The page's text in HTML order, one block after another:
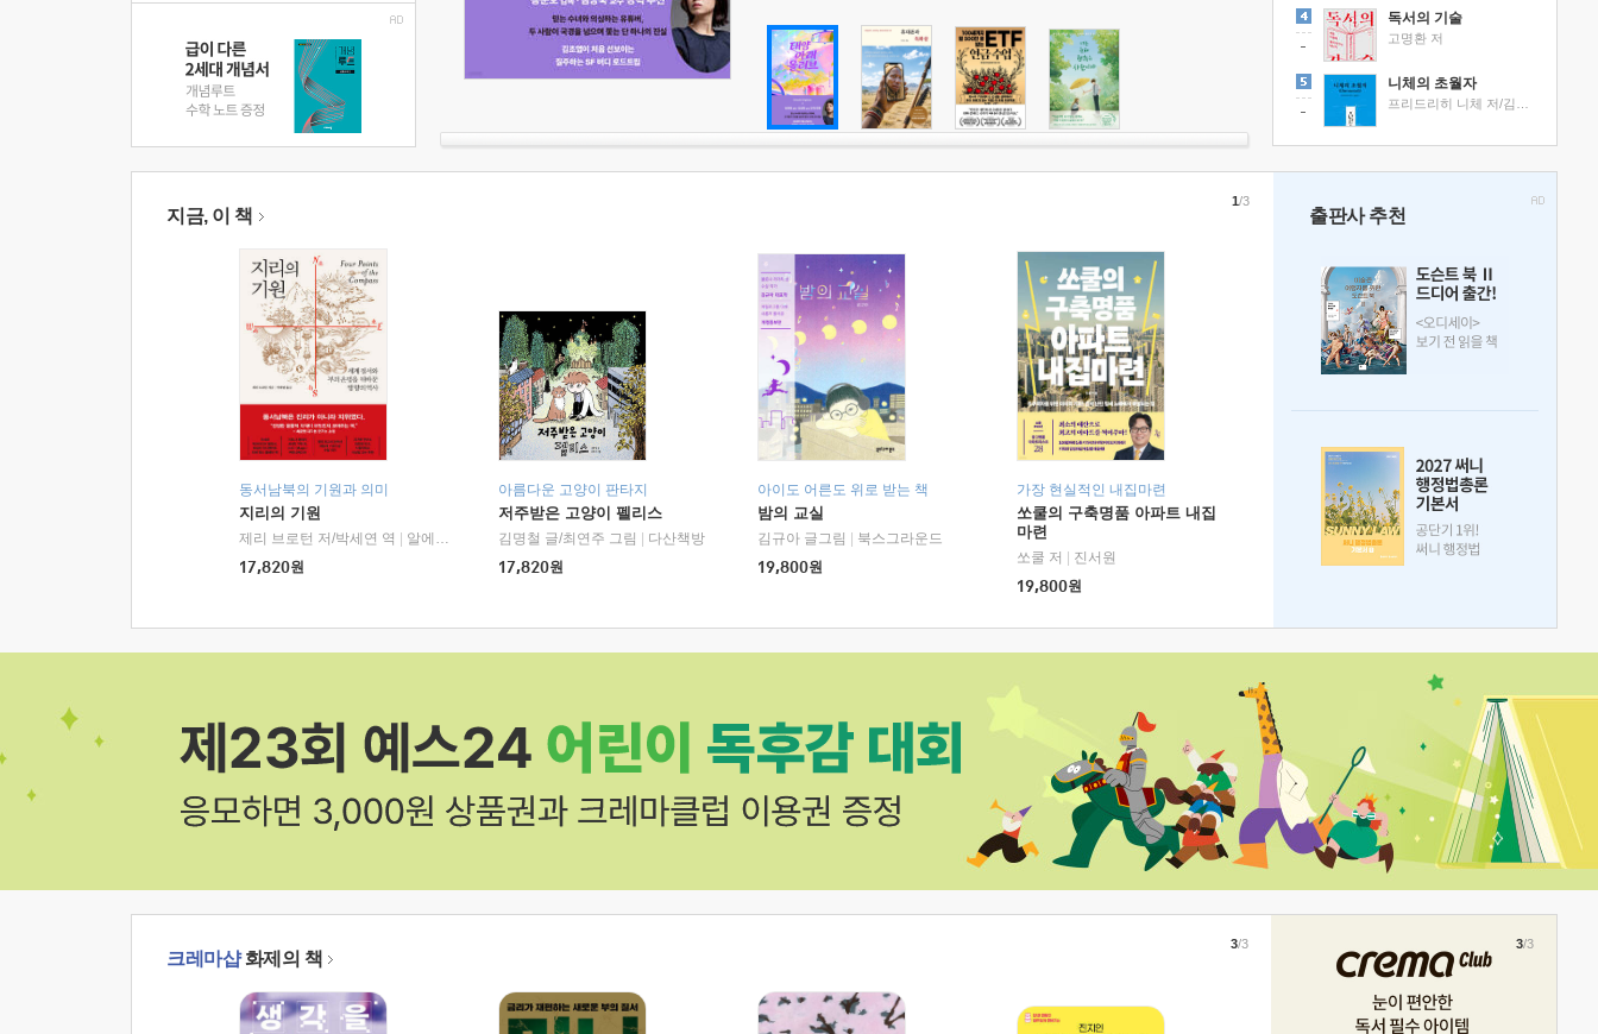
독서의 기술
고명환 저
니체의 초월자
지금, 이 책
동서남북의 기원과 의미
지리의 기원
제리 브로턴 저/박세연 역
알에이치코리아(RHK)
17,820원
아름다운 고양이 판타지
저주받은 고양이 펠리스
김명철 글/최연주 그림
다산책방
17,820원
아이도 어른도 위로 받는 책
밤의 교실
김규아 글그림
북스그라운드
19,800원
가장 현실적인 내집마련
쏘쿨의 구축명품 아파트 내집
마련
쏘쿨 저
진서원
19,800원
1/3
출판사 추천
크레마샵화제의 책
3/3 3/3